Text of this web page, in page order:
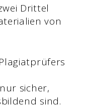
Drittel
von
sicher,
sind.